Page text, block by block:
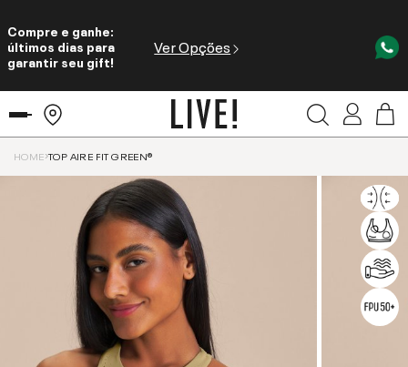
Compre e ganhe:
últimos dias para
garantir seu gift!
Ver Opções
HOME TOP AIRE FIT GREEN®